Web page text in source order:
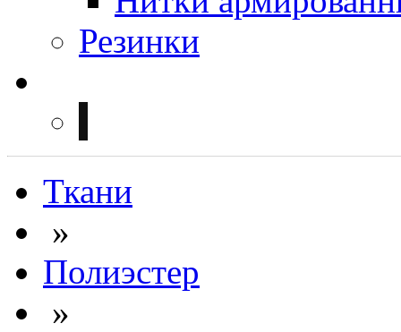
Резинки
Ткани
»
Полиэстер
»